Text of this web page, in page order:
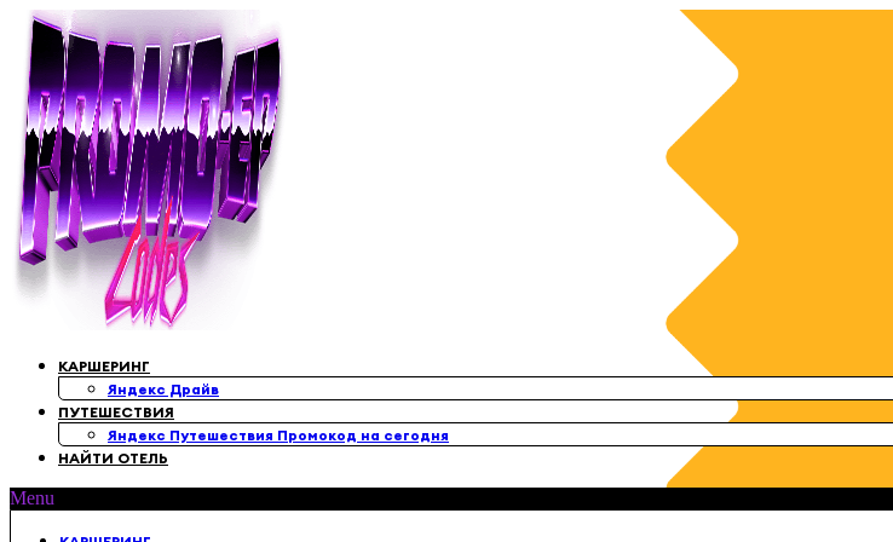
Перейти
содержимому
КАРШЕРИНГ
Яндекс Драйв
ПУТЕШЕСТВИЯ
Яндекс Путешествия Промокод на сегодня
НАЙТИ ОТЕЛЬ
Menu